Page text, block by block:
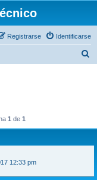
Identificarse
Registrarse
1 de 1
12:33 pm